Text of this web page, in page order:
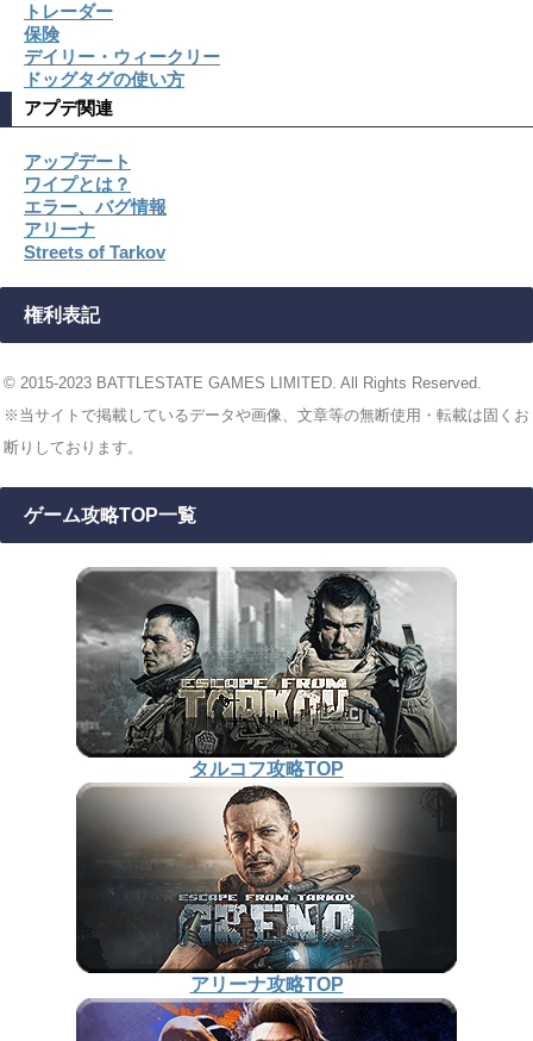
トレーダー
保険
デイリー・ウィークリー
ドッグタグの使い方
アプデ関連
アップデート
ワイプとは？
エラー、バグ情報
アリーナ
Streets of Tarkov
権利表記
© 2015-2023 BATTLESTATE GAMES LIMITED. All Rights Reserved.
※当サイトで掲載しているデータや画像、文章等の無断使用・転載は固くお
断りしております。
ゲーム攻略TOP一覧
タルコフ攻略TOP
アリーナ攻略TOP